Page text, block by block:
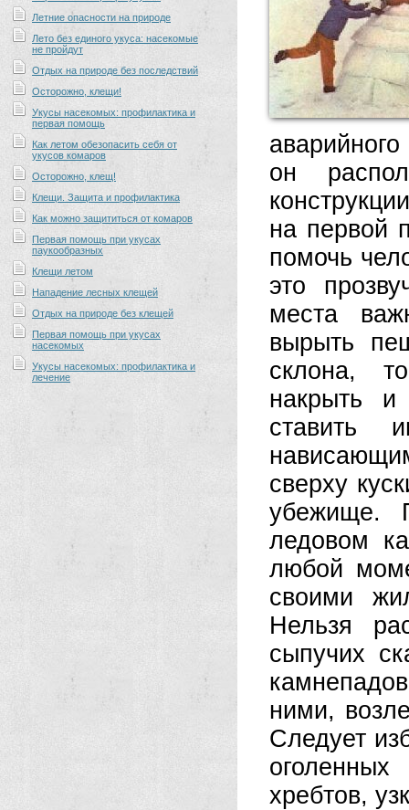
Летние опасности на природе
Лето без единого укуса: насекомые
не пройдут
Отдых на природе без последствий
Осторожно, клещи!
Укусы насекомых: профилактика и
первая помощь
Как летом обезопасить себя от
укусов комаров
Осторожно, клещ!
Клещи. Защита и профилактика
Как можно защититься от комаров
Первая помощь при укусах
паукообразных
Клещи летом
Нападение лесных клещей
Отдых на природе без клещей
Первая помощь при укусах
насекомых
Укусы насекомых: профилактика и
лечение
он
на первой
помочь
это
места
вырыть
склона,
накрыть
ставить
сверху
убежище.
ледовом
любой
своими
Нельзя
сыпучих
ними,
Следует
хребтов,